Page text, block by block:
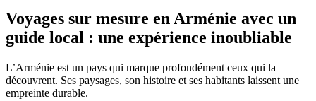
Voyages sur mesure en Arménie avec un
guide local : une expérience inoubliable
L’Arménie est un pays qui marque profondément ceux qui la
découvrent. Ses paysages, son histoire et ses habitants laissent une
empreinte durable.